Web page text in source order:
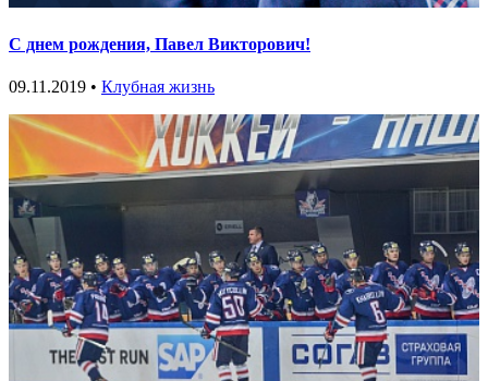
С днем рождения, Павел Викторович!
09.11.2019 • Клубная жизнь